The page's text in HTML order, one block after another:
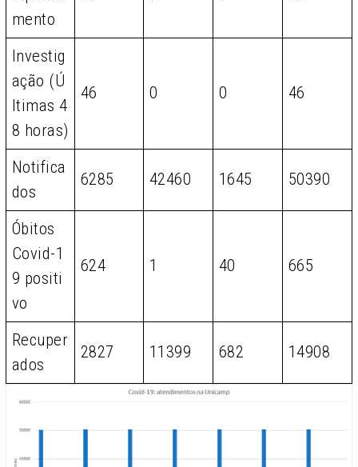
mento
Investig
ação (Ú
ltimas 4
8 horas)
46 0 0 46
Notifica
dos
6285 42460 1645 50390
Óbitos
Covid-1
9 positi
vo
624 1 40 665
Recuper
ados
2827 11399 682 14908